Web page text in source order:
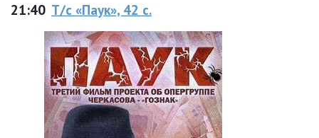
21:40 Т/с «Паук», 42 с.